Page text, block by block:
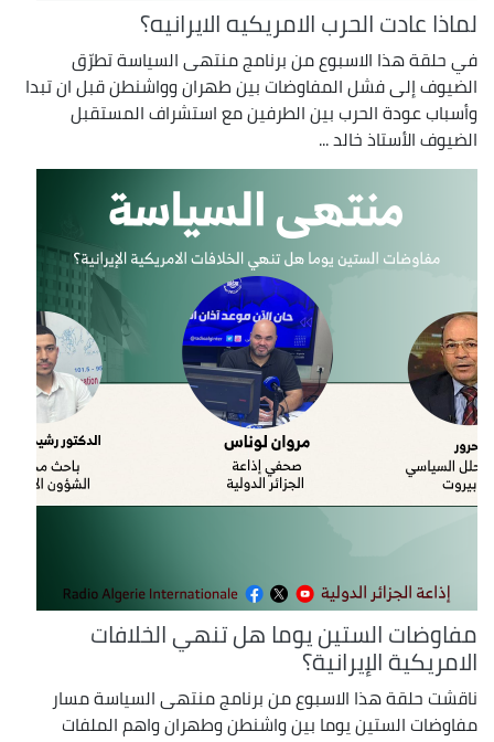
لماذا عادت الحرب الامريكيه الايرانيه؟
في حلقة هذا الاسبوع من برنامج منتهى السياسة تطرّق
الضيوف إلى فشل المفاوضات بين طهران وواشنطن قبل ان تبدا
وأسباب عودة الحرب بين الطرفين مع استشراف المستقبل
الضيوف الأستاذ خالد ...
مفاوضات الستين يوما هل تنهي الخلافات
الامريكية الإيرانية؟
ناقشت حلقة هذا الاسبوع من برنامج منتهى السياسة مسار
مفاوضات الستين يوما بين واشنطن وطهران واهم الملفات